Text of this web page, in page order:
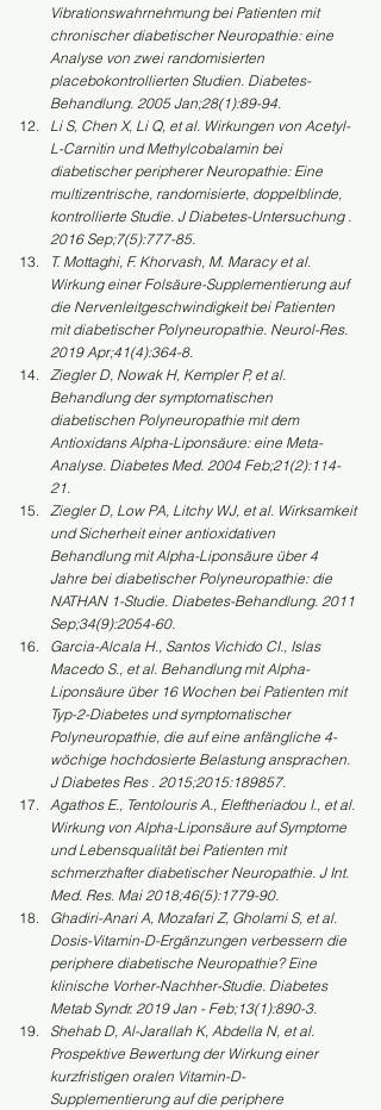
Vibrationswahrnehmung bei Patienten mit
chronischer diabetischer Neuropathie: eine
Analyse von zwei randomisierten
placebokontrollierten Studien. Diabetes-
Behandlung. 2005 Jan;28(1):89-94.
Li S, Chen X, Li Q, et al. Wirkungen von Acetyl-
L-Carnitin und Methylcobalamin bei
diabetischer peripherer Neuropathie: Eine
multizentrische, randomisierte, doppelblinde,
kontrollierte Studie. J Diabetes-Untersuchung .
2016 Sep;7(5):777-85.
T. Mottaghi, F. Khorvash, M. Maracy et al.
Wirkung einer Folsäure-Supplementierung auf
die Nervenleitgeschwindigkeit bei Patienten
mit diabetischer Polyneuropathie. Neurol-Res.
2019 Apr;41(4):364-8.
Ziegler D, Nowak H, Kempler P, et al.
Behandlung der symptomatischen
diabetischen Polyneuropathie mit dem
Antioxidans Alpha-Liponsäure: eine Meta-
Analyse. Diabetes Med. 2004 Feb;21(2):114-
21.
Ziegler D, Low PA, Litchy WJ, et al. Wirksamkeit
und Sicherheit einer antioxidativen
Behandlung mit Alpha-Liponsäure über 4
Jahre bei diabetischer Polyneuropathie: die
NATHAN 1-Studie. Diabetes-Behandlung. 2011
Sep;34(9):2054-60.
Garcia-Alcala H., Santos Vichido CI., Islas
Macedo S., et al. Behandlung mit Alpha-
Liponsäure über 16 Wochen bei Patienten mit
Typ-2-Diabetes und symptomatischer
Polyneuropathie, die auf eine anfängliche 4-
wöchige hochdosierte Belastung ansprachen.
J Diabetes Res . 2015;2015:189857.
Agathos E., Tentolouris A., Eleftheriadou I., et al.
Wirkung von Alpha-Liponsäure auf Symptome
und Lebensqualität bei Patienten mit
schmerzhafter diabetischer Neuropathie. J Int.
Med. Res. Mai 2018;46(5):1779-90.
Ghadiri-Anari A, Mozafari Z, Gholami S, et al.
Dosis-Vitamin-D-Ergänzungen verbessern die
periphere diabetische Neuropathie? Eine
klinische Vorher-Nachher-Studie. Diabetes
Metab Syndr. 2019 Jan - Feb;13(1):890-3.
Shehab D, Al-Jarallah K, Abdella N, et al.
Prospektive Bewertung der Wirkung einer
kurzfristigen oralen Vitamin-D-
Supplementierung auf die periphere